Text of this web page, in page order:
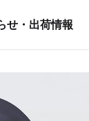
せ・出荷情報